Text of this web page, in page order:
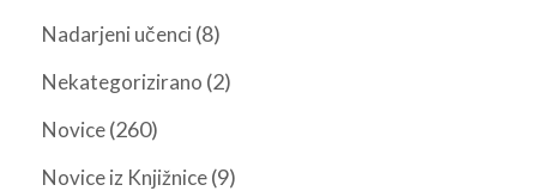
Nadarjeni učenci (8)
Nekategorizirano (2)
Novice(260)
Novice iz Knjižnice(9)